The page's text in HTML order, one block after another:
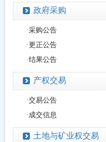
政府采购
·采购公告
·更正公告
·结果公告
产权交易
·交易公告
·成交信息
土地与矿业权交易